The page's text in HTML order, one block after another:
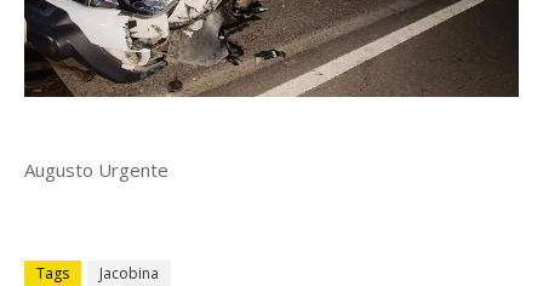
Augusto Urgente
Tags Jacobina